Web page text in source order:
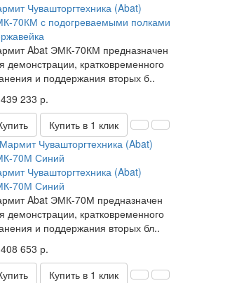
Чувашторгтехника (Abat)
70КМ с подогреваемыми полками
Abat ЭМК-70КМ предназначен
демонстрации, кратковременного
и поддержания вторых б..
233 р.
Купить в 1 клик
Чувашторгтехника (Abat)
70М Синий
Abat ЭМК-70М предназначен
демонстрации, кратковременного
и поддержания вторых бл..
653 р.
Купить в 1 клик